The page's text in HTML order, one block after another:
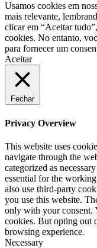
Usamos cookies em
mais relevante,
clicar em “Aceitar
cookies. No entanto,
para fornecer um
Aceitar
Fechar
Privacy Overview
This website uses
navigate through the
categorized as
essential for the
also use third-party
you use this website.
only with your consent.
cookies. But opting out
browsing experience.
Necessary